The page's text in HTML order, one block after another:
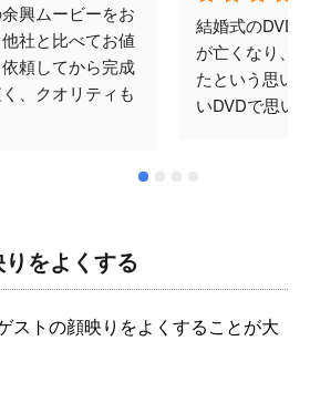
興ムービーをお
社と比べてお値
頼してから完成
、クオリティも
何度かメールで
結婚式のDVD
が亡くなり、
たという思い
いDVDで思い
をよくする
ストの顔映りをよくすることが大